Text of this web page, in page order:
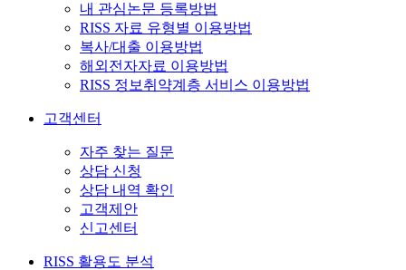
내 관심논문 등록방법
RISS 자료 유형별 이용방법
복사/대출 이용방법
해외전자자료 이용방법
RISS 정보취약계층 서비스 이용방법
고객센터
자주 찾는 질문
상담 신청
상담 내역 확인
고객제안
신고센터
RISS 활용도 분석